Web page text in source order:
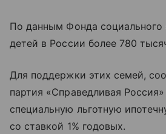
По данным Фонда социального
детей в России более 780
Для поддержки этих семей,
партия «Справедливая
специальную льготную
со ставкой 1% годовых.